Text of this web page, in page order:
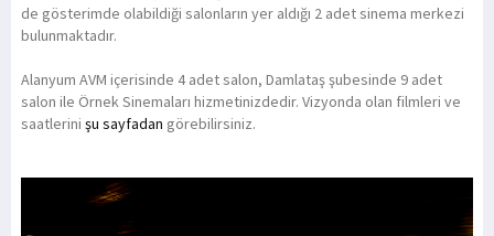
de gösterimde olabildiği salonların yer aldığı 2 adet sinema merkezi
bulunmaktadır.
Alanyum AVM içerisinde 4 adet salon, Damlataş şubesinde 9 adet
salon ile Örnek Sinemaları hizmetinizdedir. Vizyonda olan filmleri ve
saatlerini şu sayfadan görebilirsiniz.